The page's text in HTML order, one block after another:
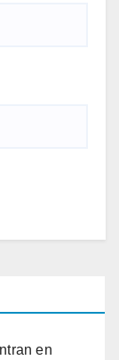
en